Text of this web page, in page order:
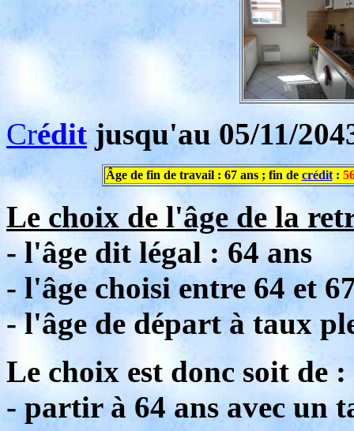
Créditjusqu'au 05/11/
Âge de fin de travail : 67 ans ; fin de crédit:
Le choix de l'âge de la
- l'âge dit légal : 64 ans
- l'âge choisi entre 64 et
- l'âge de départ à taux
Le choix est donc soit de :
- partir à 64 ans avec un